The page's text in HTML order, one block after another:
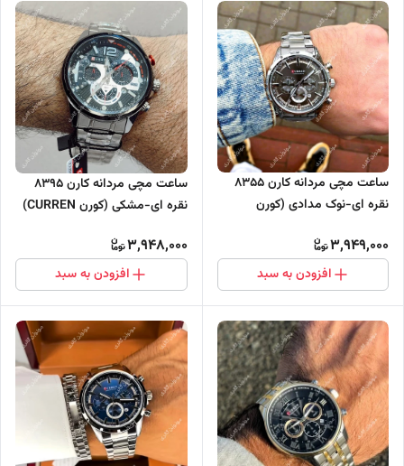
ساعت مچی مردانه کارن 8355
نقره ای-نوک مدادی (کورن
3,949,000
افزودن به سبد
ساعت مچی مردانه کارن 8395
نقره ای-مشکی (کورن CURREN)
3,948,000
افزودن به سبد